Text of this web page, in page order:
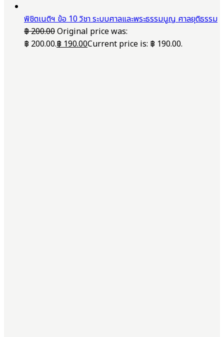
พิชิตเนติฯ ข้อ 10 วิชา ระบบศาลและพระธรรมนูญ ศาลยุติธรรม
฿200.00Original price was:
฿ 200.00.฿190.00Current price is: ฿ 190.00.